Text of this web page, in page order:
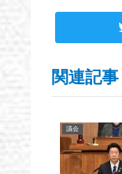
関連記事
議会